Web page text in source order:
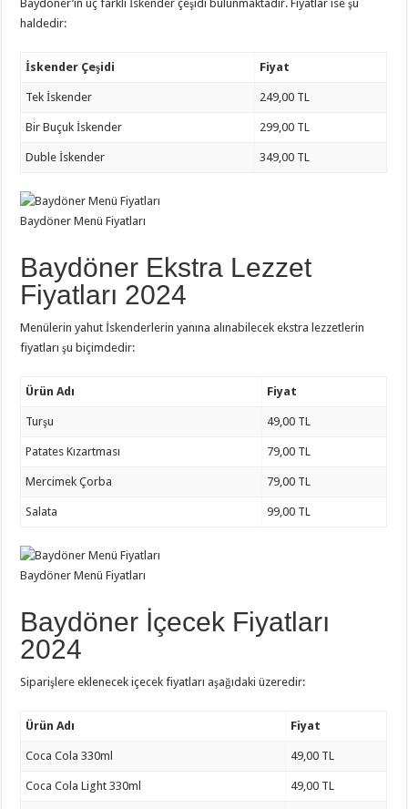
Baydöner’in üç farklı İskender çeşidi bulunmaktadır. Fiyatlar ise şu
haldedir:
İskender Çeşidi Fiyat
Tek İskender 249,00 TL
Bir Buçuk İskender 299,00 TL
Duble İskender 349,00 TL
Baydöner Menü Fiyatları
Baydöner Ekstra Lezzet
Fiyatları 2024
Menülerin yahut İskenderlerin yanına alınabilecek ekstra lezzetlerin
fiyatları şu biçimdedir:
Ürün Adı Fiyat
Turşu 49,00 TL
Patates Kızartması 79,00 TL
Mercimek Çorba 79,00 TL
Salata 99,00 TL
Baydöner Menü Fiyatları
Baydöner İçecek Fiyatları
2024
Siparişlere eklenecek içecek fiyatları aşağıdaki üzeredir:
Ürün Adı Fiyat
Coca Cola 330ml 49,00 TL
Coca Cola Light 330ml 49,00 TL